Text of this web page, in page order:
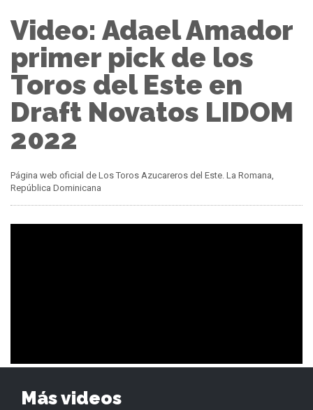
Video: Adael Amador
primer pick de los
Toros del Este en
Draft Novatos LIDOM
2022
Página web oficial de Los Toros Azucareros del Este. La Romana,
República Dominicana
Más videos